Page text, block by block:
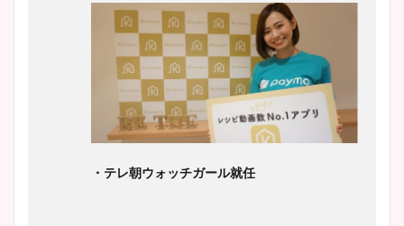
・テレ朝ウォッチガール就任